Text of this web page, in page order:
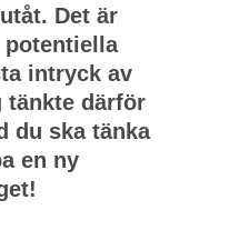
Det är
potentiella
intryck av
tänkte därför
du ska tänka
en ny